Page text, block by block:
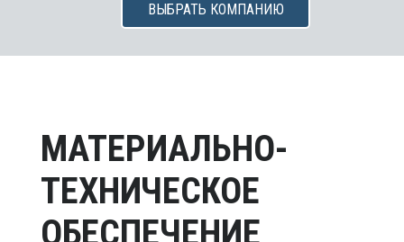
ВЫБРАТЬ КОМПАНИЮ
МАТЕРИАЛЬНО-
ТЕХНИЧЕСКОЕ
ОБЕСПЕЧЕНИЕ